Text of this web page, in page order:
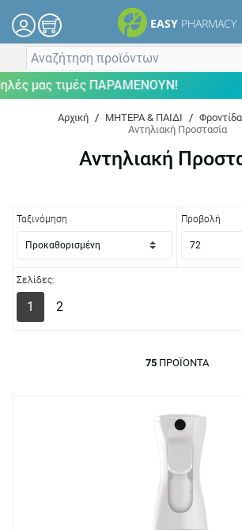
EASY PHARMACY
τιμές ΠΑΡΑΜΕΝΟΥΝ!
Αρχική / ΜΗΤΕΡΑ & ΠΑΙΔΙ /
Αντηλιακή Προστασία
Αντηλιακή
Ταξινόμηση Προβολή
Σελίδες:
1 2
75 ΠΡΟΪΌΝΤΑ